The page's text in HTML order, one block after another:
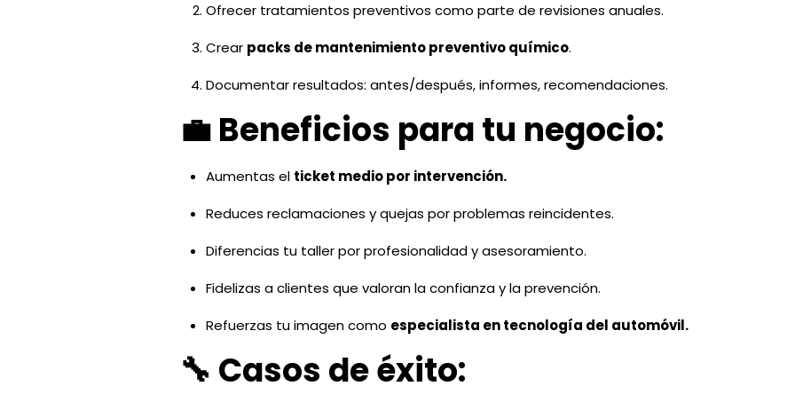
Ofrecer tratamientos preventivos como parte de revisiones anuales.
Crear packs de mantenimiento preventivo químico.
Documentar resultados: antes/después, informes, recomendaciones.
💼 Beneficios para tu negocio:
Aumentas el ticket medio por intervención.
Reduces reclamaciones y quejas por problemas reincidentes.
Diferencias tu taller por profesionalidad y asesoramiento.
Fidelizas a clientes que valoran la confianza y la prevención.
Refuerzas tu imagen como especialista en tecnología del automóvil.
🔧 Casos de éxito: